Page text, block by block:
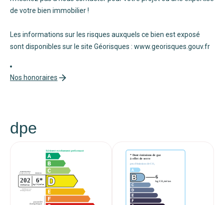
de votre bien immobilier !
Les informations sur les risques auxquels ce bien est exposé
sont disponibles sur le site Géorisques : www.georisques.gouv.fr
Nos honoraires
dpe